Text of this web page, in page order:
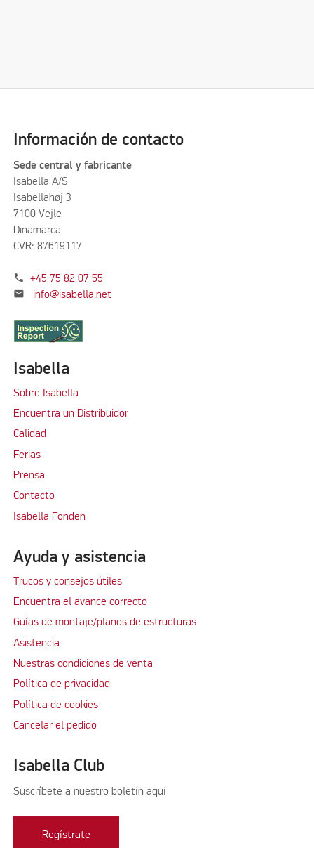
Información de contacto
Sede central y fabricante
Isabella A/S
Isabellahøj 3
7100 Vejle
Dinamarca
CVR: 87619117
phone +45 75 82 07 55
mail info@isabella.net
Isabella
Sobre Isabella
Encuentra un Distribuidor
Calidad
Ferias
Prensa
Contacto
Isabella Fonden
Ayuda y asistencia
Trucos y consejos útiles
Encuentra el avance correcto
Guías de montaje/planos de estructuras
Asistencia
Nuestras condiciones de venta
Política de privacidad
Política de cookies
Cancelar el pedido
Isabella Club
Suscríbete a nuestro boletín aquí
Regístrate